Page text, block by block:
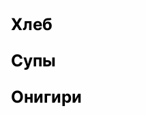
Хлеб
Супы
Онигири